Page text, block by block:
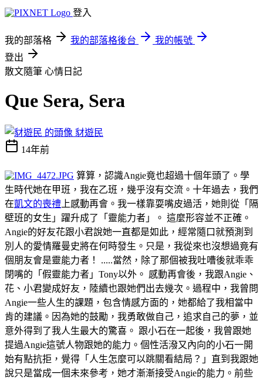
登入
我的部落格 我的部落格後台
我的帳號
登出
散文隨筆 心情日記
Que Sera, Sera
豺遊民
14年前
算算，認識Angie竟也超過十個年頭了。學
生時代她在甲班，我在乙班，幾乎沒有交流。十年過去，我們
在凱文的喪禮 上感動再會。我一樣靠耍嘴皮過活，她則從「隔
壁班的女生」躍升成了「靈能力者」。 這麼形容並不正確。
Angie的好友花跟小君說她一直都是如此，經常隨口就預測到
別人的愛情羅曼史將在何時發生。只是，我從來也沒想過竟有
個朋友會是靈能力者！ .....當然，除了那個被我吐嘈後就乖乖
閉嘴的「假靈能力者」Tony以外。 感動再會後，我跟Angie、
花、小君變成好友，陸續也跟她們出去幾次。過程中，我曾問
Angie一些人生的課題，包含情感方面的，她都給了我相當中
肯的建議。因為她的鼓勵，我勇敢做自己，追求自己的夢，並
意外得到了我人生最大的驚喜。 跟小石在一起後，我曾跟她
提過Angie這號人物跟她的能力。個性活潑又內向的小石一開
始有點抗拒，覺得「人生怎麼可以跳關看結局？」直到我跟她
說只是當成一個未來參考，她才漸漸接受Angie的能力。前些